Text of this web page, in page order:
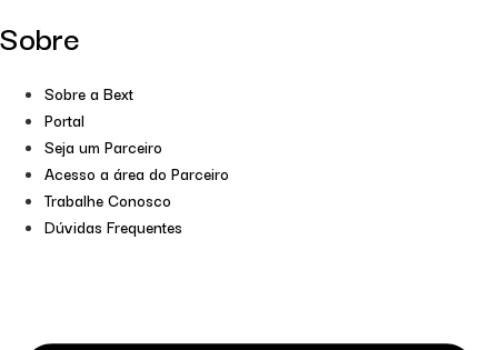
Sobre
Sobre a Bext
Portal
Seja um Parceiro
Acesso a área do Parceiro
Trabalhe Conosco
Dúvidas Frequentes